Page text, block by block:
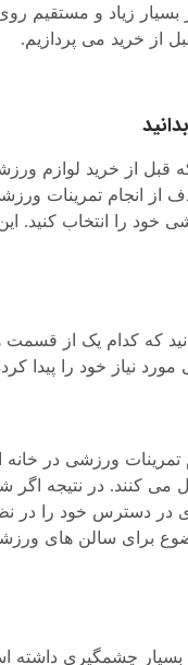
بسیار زیاد و
از خرید می پردازیم.
از خرید لوازم
از انجام تمرینات
خود را انتخاب کنید.
که کدام یک از
نیاز خود را پیدا
ورزشی در خانه
کنند. در نتیجه اگر
در دسترس خود را در
برای سالن های
بسیار چشمگیری داشته